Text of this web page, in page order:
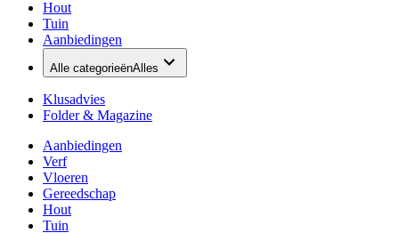
Hout
Tuin
Aanbiedingen
Alle categorieënAlles
Klusadvies
Folder & Magazine
Aanbiedingen
Verf
Vloeren
Gereedschap
Hout
Tuin